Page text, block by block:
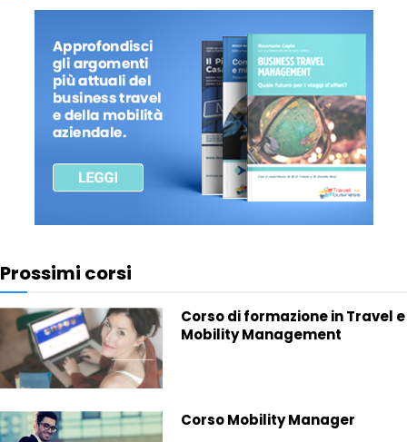
Prossimi corsi
Corso di formazione in Travel e
Mobility Management
Corso Mobility Manager